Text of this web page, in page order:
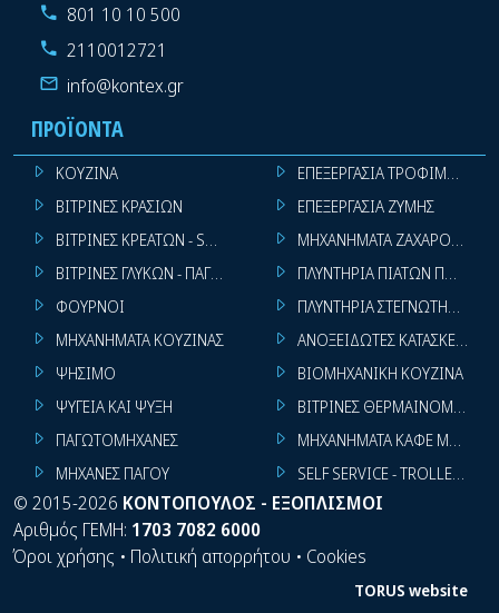
801 10 10 500
2110012721
info@kontex.gr
ΠΡΟΪΌΝΤΑ
ΚΟΥΖΙΝΑ
ΒΙΤΡΙΝΕΣ ΚΡΑΣΙΩΝ
ΒΙΤΡΙΝΕΣ ΚΡΕΑΤΩΝ - SUPER MARKET
ΒΙΤΡΙΝΕΣ ΓΛΥΚΩΝ - ΠΑΓΩΤΩΝ
ΦΟΥΡΝΟΙ
ΜΗΧΑΝΗΜΑΤΑ ΚΟΥΖΙΝΑΣ
ΨΗΣΙΜΟ
ΨΥΓΕΙΑ ΚΑΙ ΨΥΞΗ
ΠΑΓΩΤΟΜΗΧΑΝΕΣ
ΜΗΧΑΝΕΣ ΠΑΓΟΥ
ΕΠΕΞΕΡΓΑΣΙΑ ΤΡΟΦΙΜΩΝ
ΕΠΕΞΕΡΓΑΣΙΑ ΖΥΜΗΣ
ΜΗΧΑΝΗΜΑΤΑ
ΠΛΥΝΤΗΡΙΑ ΠΙΑΤΩΝ
ΠΛΥΝΤΗΡΙΑ ΣΤΕΓΝΩΤΗΡΙΑ
ΑΝΟΞΕΙΔΩΤΕΣ ΚΑΤΑΣΚΕΥΕΣ
ΒΙΟΜΗΧΑΝΙΚΗ ΚΟΥΖΙΝΑ
ΒΙΤΡΙΝΕΣ ΘΕΡΜΑΙΝΟΜΕΝΕΣ
ΜΗΧΑΝΗΜΑΤΑ ΚΑΦΕ ΜΠΑΡ
SELF SERVICE - TROLLEY -
© 2015-2026 ΚΟΝΤΟΠΟΥΛΟΣ - ΕΞΟΠΛΙΣΜΟΙ
Αριθμός ΓΕΜΗ: 1703 7082 6000
Όροι χρήσης • Πολιτική απορρήτου • Cookies
TORUS website